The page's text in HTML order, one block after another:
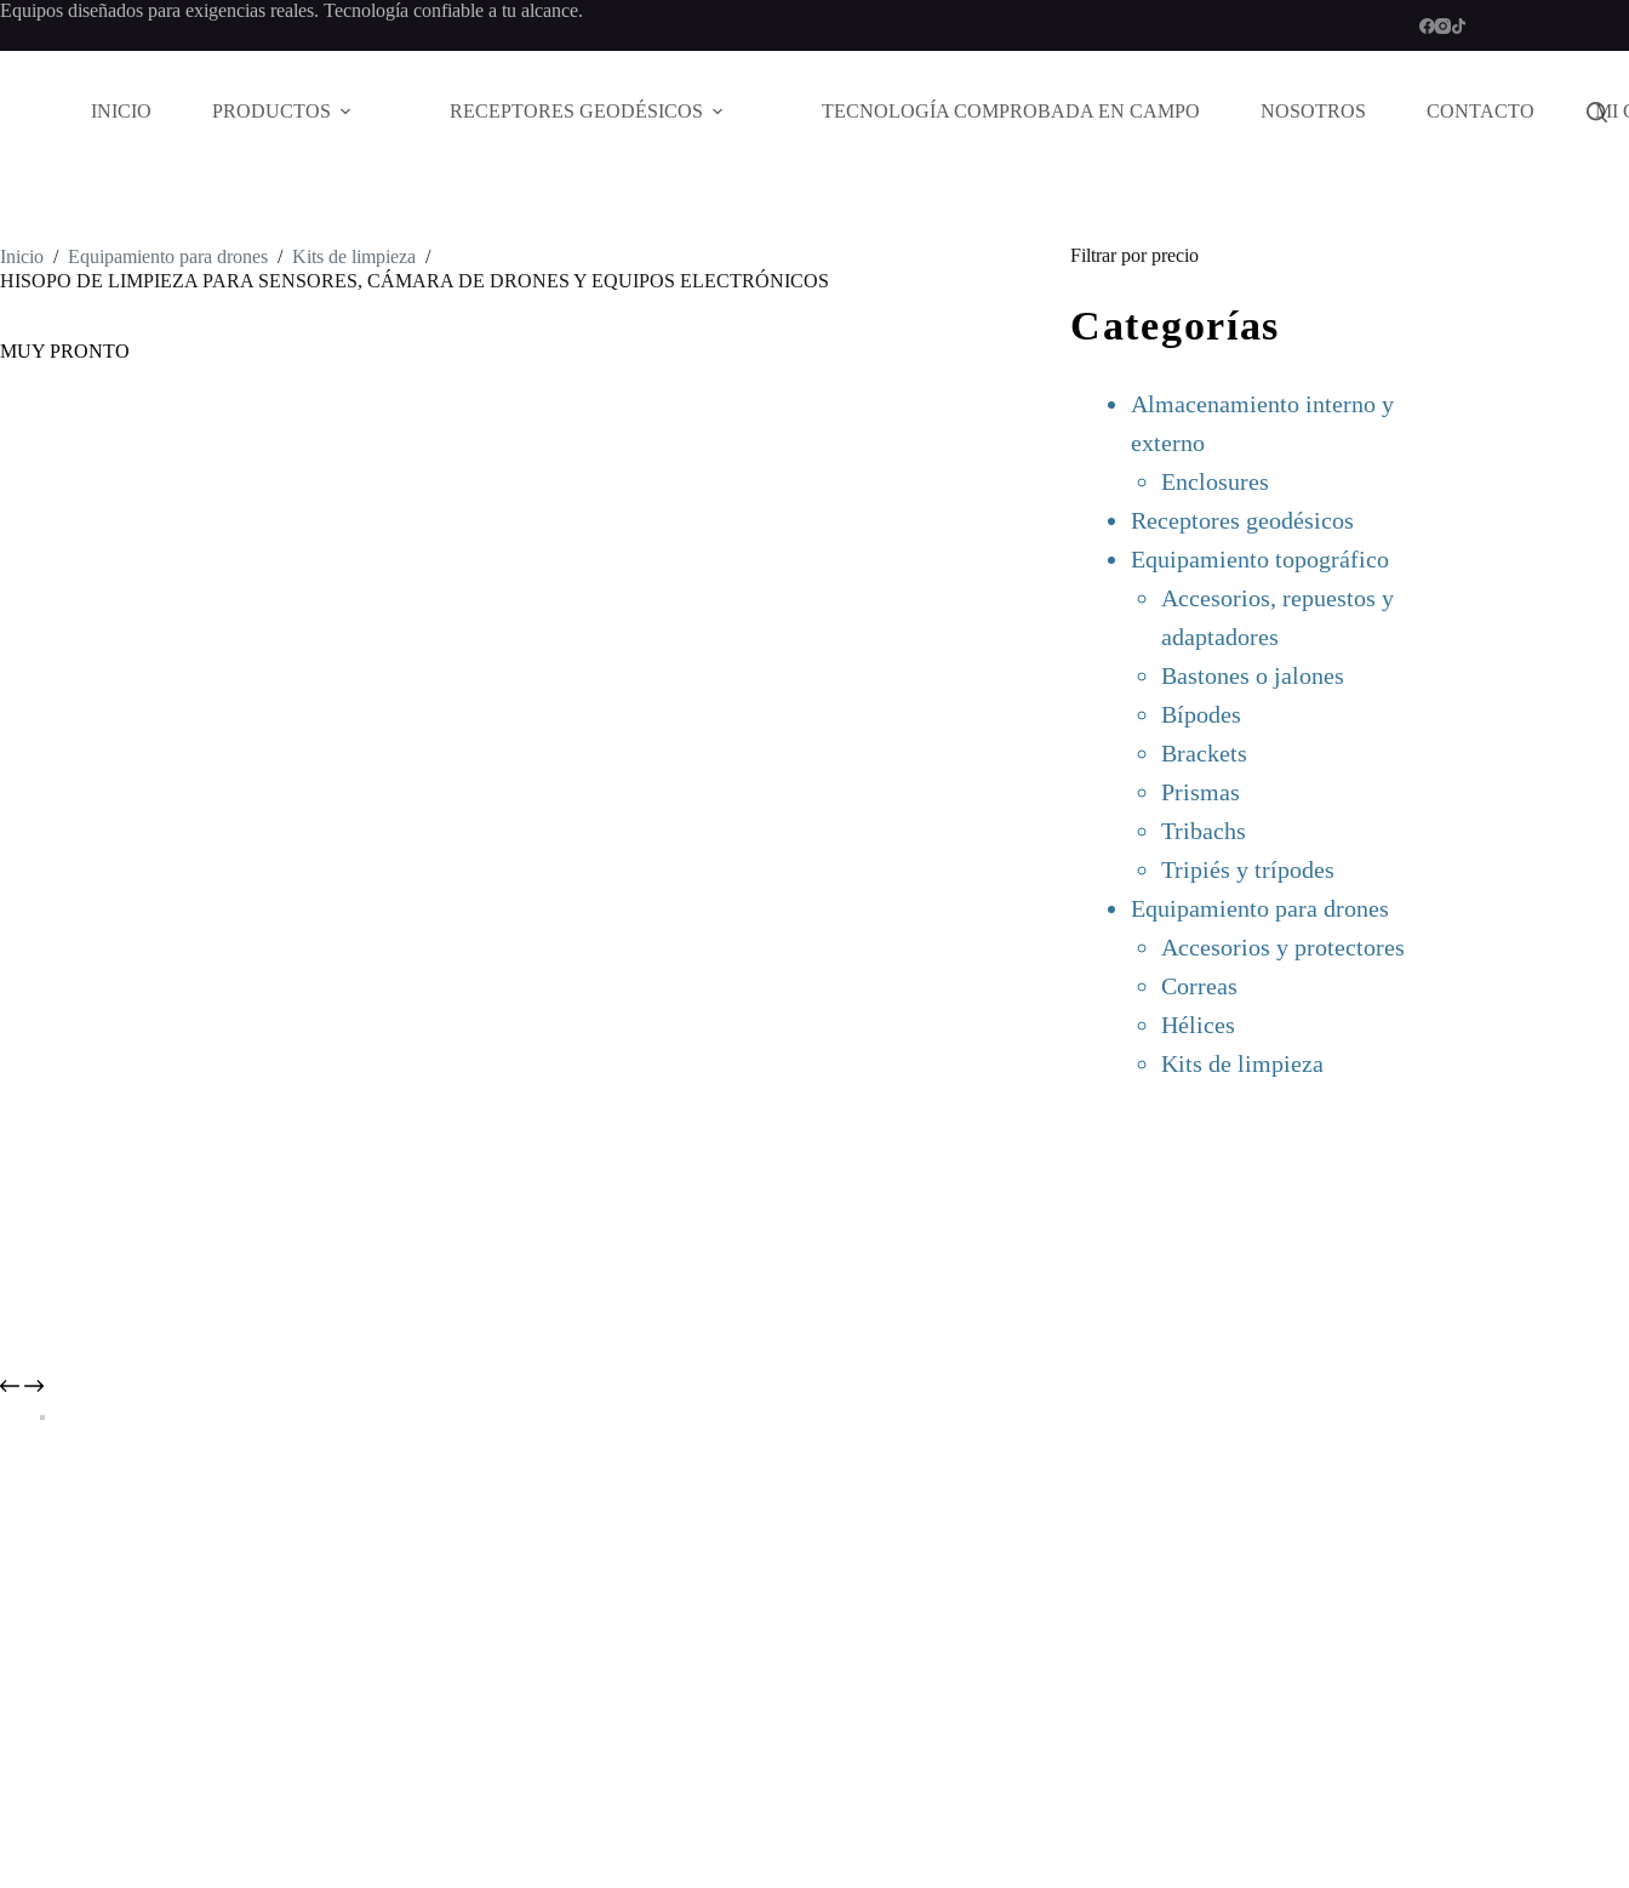
Saltar
contenido
Equipos diseñados para exigencias reales. Tecnología confiable a tu alcance.
INICIO PRODUCTOS RECEPTORES GEODÉSICOS TECNOLOGÍA COMPROBADA EN CAMPO NOSOTROS CONTACTO MI
Inicio / Equipamiento para drones / Kits de limpieza /
HISOPO DE LIMPIEZA PARA SENSORES, CÁMARA DE DRONES Y EQUIPOS ELECTRÓNICOS
MUY PRONTO
Filtrar por precio
Categorías
Almacenamiento interno y
externo
Enclosures
Receptores geodésicos
Equipamiento topográfico
Accesorios, repuestos y
adaptadores
Bastones o jalones
Bípodes
Brackets
Prismas
Tribachs
Tripiés y trípodes
Equipamiento para drones
Accesorios y protectores
Correas
Hélices
Kits de limpieza